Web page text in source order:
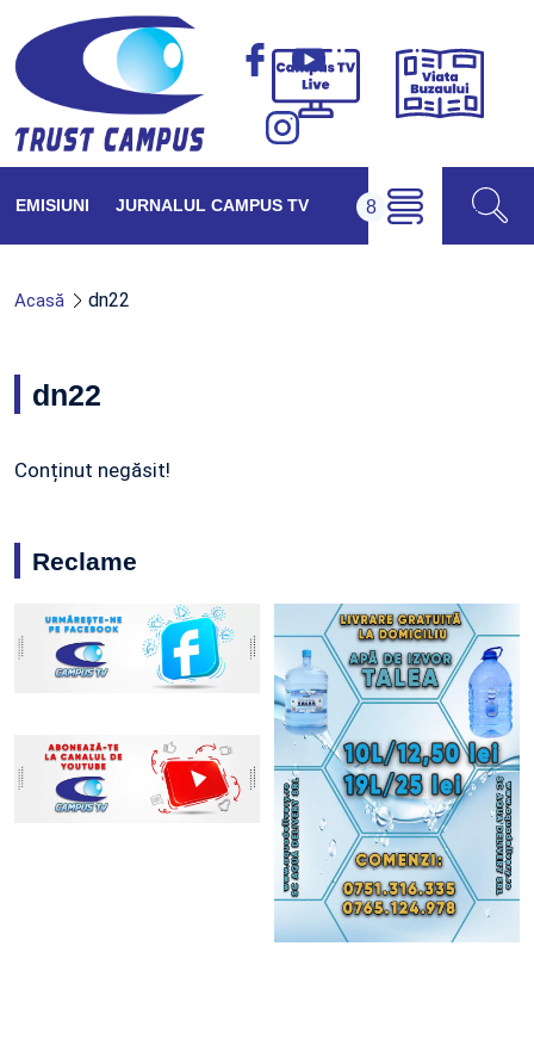
Campus
Viața
EMISIUNI JURNALUL CAMPUS TV
Acasă dn22
dn22
Conținut negăsit!
Reclame